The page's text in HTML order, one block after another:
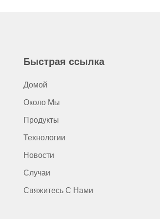
Быстрая ссылка
Домой
Около Мы
Продукты
Технологии
Новости
Случаи
Свяжитесь С Нами